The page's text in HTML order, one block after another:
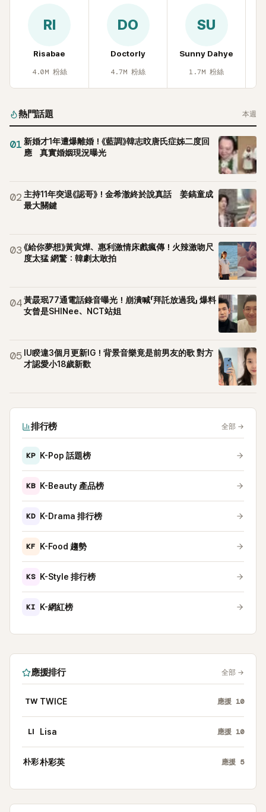
RI
Risabae
4.0M 粉絲
DO
Doctorly
4.7M 粉絲
SU
Sunny Dahye
1.7M 粉絲
熱門話題 本週
01 新婚才1年遭爆離婚！《藍調》韓志旼唐氏症姊二度回
應 真實婚姻現況曝光
02 主持11年突退《認哥》！金希澈終於說真話 姜鎬童成
最大關鍵
03《給你夢想》黃寅燁、惠利激情床戲瘋傳！火辣激吻尺
度太猛 網驚：韓劇太敢拍
04黃晸珉77通電話錄音曝光！崩潰喊「拜託放過我」 爆料
女曾是SHINee、NCT站姐
05 IU睽違3個月更新IG！背景音樂竟是前男友的歌 對方
才認愛小18歲新歡
排行榜 全部 →
KP K-Pop 話題榜
KB K-Beauty 產品榜
KD K-Drama 排行榜
KF K-Food 趨勢
KS K-Style 排行榜
KI K-網紅榜
應援排行 全部 →
TW TWICE 應援 10
LI Lisa 應援 10
朴彩朴彩英 應援 5